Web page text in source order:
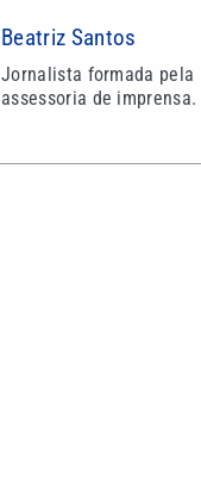
Beatriz Santos
Jornalista formada pela
assessoria de imprensa.